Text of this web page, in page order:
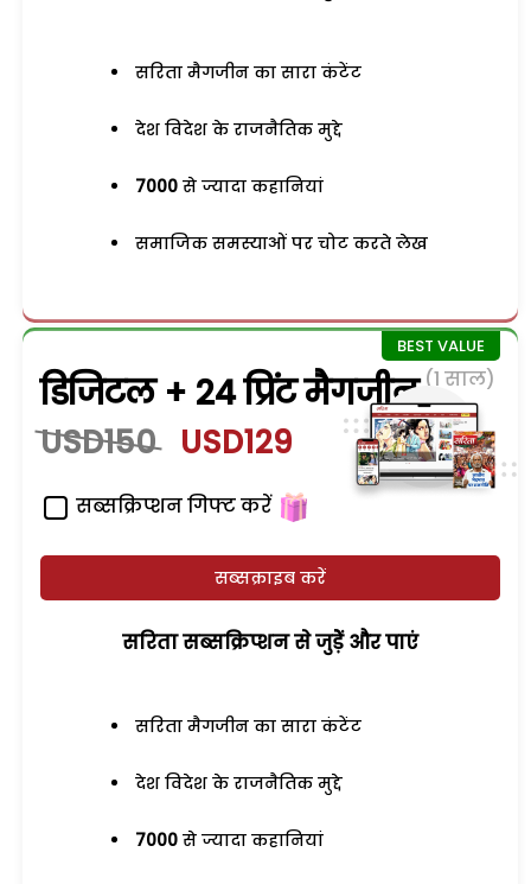
सरिता मैगजीन का सारा कंटेंट
देश विदेश के राजनैतिक मुद्दे
7000 से ज्यादा कहानियां
समाजिक समस्याओं पर चोट करते लेख
डिजिटल + 24 प्रिंट मैगजीन (1 साल)
USD150 USD129
सब्सक्रिप्शन गिफ्ट करें
सब्सक्राइब करें
सरिता सब्सक्रिप्शन से जुड़ेें और पाएं
सरिता मैगजीन का सारा कंटेंट
देश विदेश के राजनैतिक मुद्दे
7000 से ज्यादा कहानियां